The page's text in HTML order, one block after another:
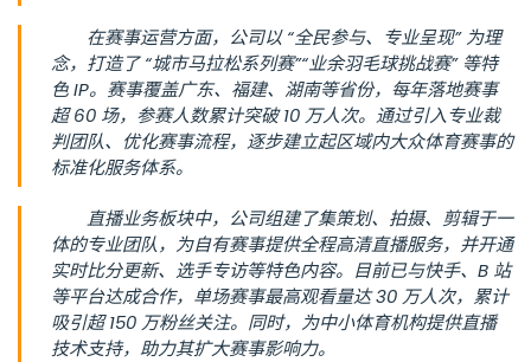
在赛事运营方面，公司以 “全民参与、专业呈现” 为理
念，打造了 “城市马拉松系列赛”“业余羽毛球挑战赛” 等特
色 IP。赛事覆盖广东、福建、湖南等省份，每年落地赛事
超 60 场，参赛人数累计突破 10 万人次。通过引入专业裁
判团队、优化赛事流程，逐步建立起区域内大众体育赛事的
标准化服务体系。
直播业务板块中，公司组建了集策划、拍摄、剪辑于一
体的专业团队，为自有赛事提供全程高清直播服务，并开通
实时比分更新、选手专访等特色内容。目前已与快手、B 站
等平台达成合作，单场赛事最高观看量达 30 万人次，累计
吸引超 150 万粉丝关注。同时，为中小体育机构提供直播
技术支持，助力其扩大赛事影响力。